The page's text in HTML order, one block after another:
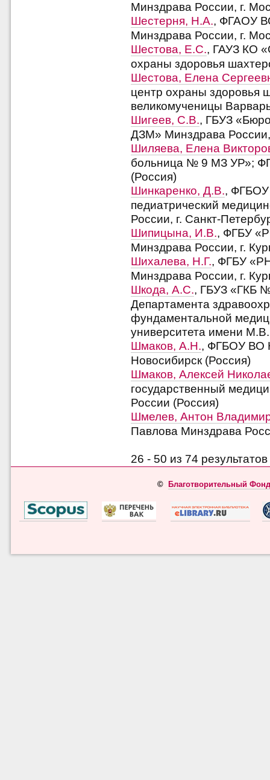
Минздрава России, г.
Шестерня, Н.А., ФГАОУ
Минздрава России, г.
Шестова, Е.С., ГАУЗ КО
охраны здоровья
Шестова, Елена
центр охраны здоровья
великомученицы
Шигеев, С.В., ГБУЗ
ДЗМ» Минздрава России,
Шиляева, Елена
больница № 9 МЗ УР»;
(Россия)
Шинкаренко, Д.В., ФГБОУ
педиатрический
России, г. Санкт-
Шипицына, И.В., ФГБУ
Минздрава России, г.
Шихалева, Н.Г., ФГБУ
Минздрава России, г.
Шкода, А.С., ГБУЗ «ГКБ
Департамента
фундаментальной
университета имени
Шмаков, А.Н., ФГБОУ ВО
Новосибирск (Россия)
Шмаков, Алексей
государственный
России (Россия)
Шмелев, Антон
Павлова Минздрава
26 - 50 из 74
© Благотворительный